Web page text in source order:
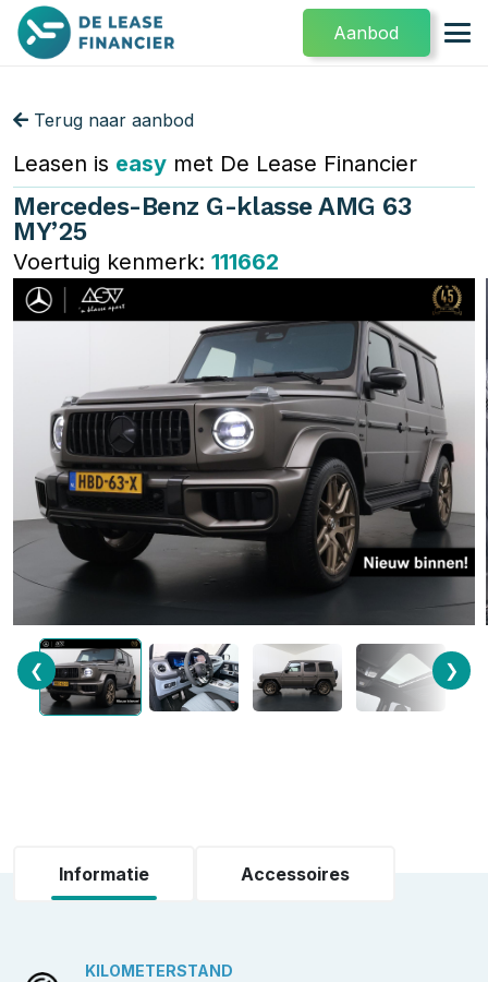
Aanbod
Terug naar aanbod
Leasen is easy met De Lease Financier
Mercedes-Benz G-klasse AMG 63
MY’25
Voertuig kenmerk: 111662
❮ ❯
Informatie Accessoires
KILOMETERSTAND